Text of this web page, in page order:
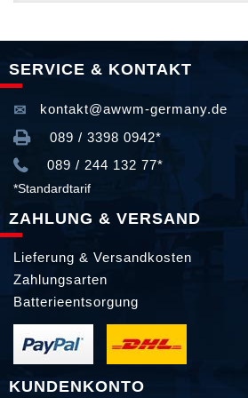
SERVICE & KONTAKT
kontakt@awwm-germany.de
089 / 3398 0942*
089 / 244 132 77*
*Standardtarif
ZAHLUNG & VERSAND
Lieferung & Versandkosten
Zahlungsarten
Batterieentsorgung
KUNDENKONTO